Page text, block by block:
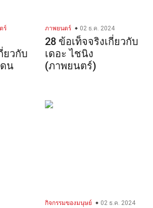
ร์
ยวกับ
น
ภาพยนตร์ 02 ธ.ค. 2024
28 ข้อเท็จจริงเกี่ยวกับ
เดอะ ไชนิง
(ภาพยนตร์)
กิจกรรมของมนุษย์ 02 ธ.ค. 2024